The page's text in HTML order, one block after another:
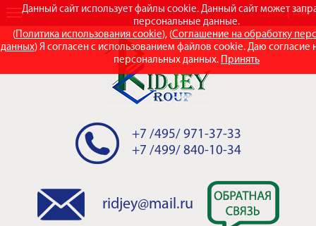
Данный сайт использует файлы cookie. Данный сайт может
персональные данные.
(Политика использования cookie), (Соглашение на обработку
данных) Я согласен с использованием файлов cookie. Даю согласие
персональных данных. Принять
RUS ENG
+7 /495/ 971-37-33
+7 /499/ 840-10-34
ridjey@mail.ru